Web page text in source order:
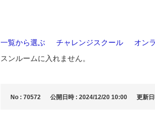
一覧から選ぶ チャレンジスクール オン
スンルームに入れません。
No : 70572 公開日時 : 2024/12/20 10:00 更新